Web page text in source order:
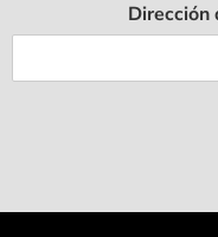
Dirección